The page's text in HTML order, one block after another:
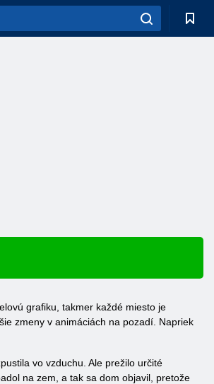
grafiku, takmer každé miesto je
zmeny v animáciách na pozadí. Napriek
vo vzduchu. Ale prežilo určité
na zem, a tak sa dom objavil, pretože